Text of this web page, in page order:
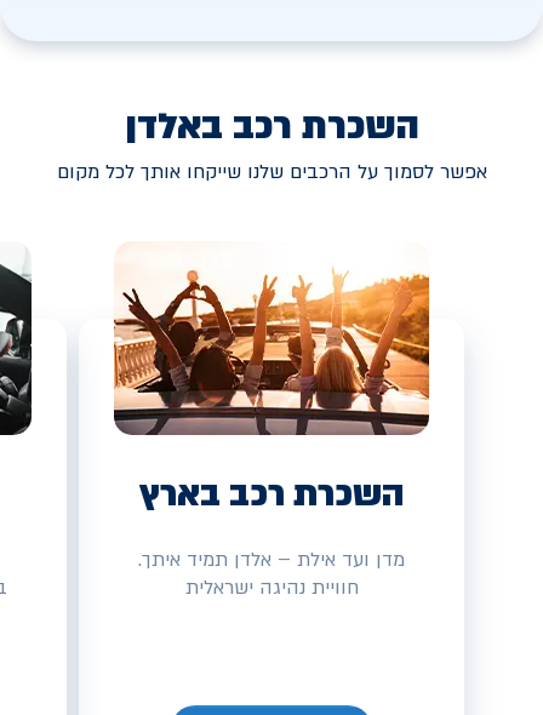
השכרת רכב באלדן
אפשר לסמוך על הרכבים שלנו שייקחו אותך לכל מקום
השכרת רכב בארץ
מדן ועד אילת – אלדן תמיד איתך.
חוויית נהיגה ישראלית